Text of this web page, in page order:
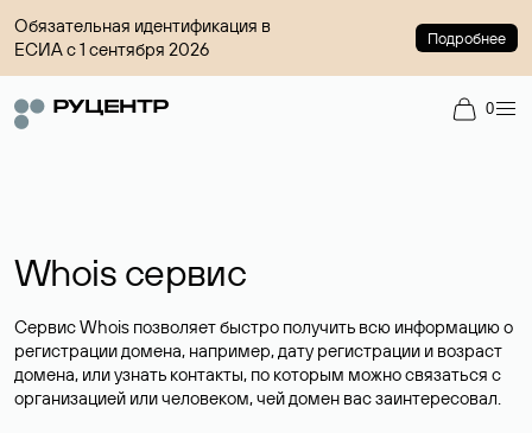
Обязательная идентификация в
ЕСИА с 1 сентября 2026
Подробнее
0
Whois сервис
Сервис Whois позволяет быстро получить всю информацию о
регистрации домена, например, дату регистрации и возраст
домена, или узнать контакты, по которым можно связаться с
организацией или человеком, чей домен вас заинтересовал.